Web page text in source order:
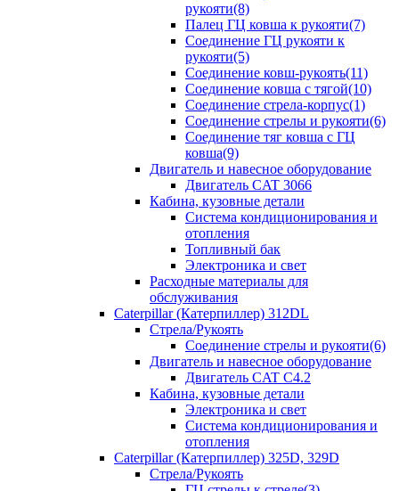
рукояти(8)
Палец ГЦ ковша к рукояти(7)
Соединение ГЦ рукояти к
рукояти(5)
Соединение ковш-рукоять(11)
Соединение ковша с тягой(10)
Соединение стрела-корпус(1)
Соединение стрелы и рукояти(6)
Соединение тяг ковша с ГЦ
ковша(9)
Двигатель и навесное оборудование
Двигатель CAT 3066
Кабина, кузовные детали
Система кондиционирования и
отопления
Топливный бак
Электроника и свет
Расходные материалы для
обслуживания
Caterpillar (Катерпиллер) 312DL
Стрела/Рукоять
Соединение стрелы и рукояти(6)
Двигатель и навесное оборудование
Двигатель CAT С4.2
Кабина, кузовные детали
Электроника и свет
Система кондиционирования и
отопления
Caterpillar (Катерпиллер) 325D, 329D
Стрела/Рукоять